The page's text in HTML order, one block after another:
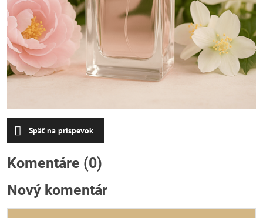
Späť na príspevok
Komentáre (0)
Nový komentár